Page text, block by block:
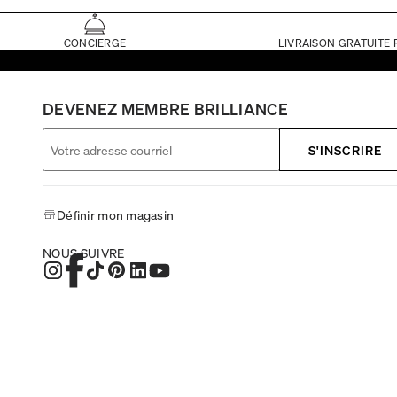
CONCIERGE LIVRAISON GRATUITE
DEVENEZ MEMBRE BRILLIANCE
S'INSCRIRE
Définir mon magasin
NOUS SUIVRE